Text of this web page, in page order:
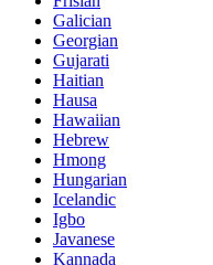
Galician
Georgian
Gujarati
Haitian
Hausa
Hawaiian
Hebrew
Hmong
Hungarian
Icelandic
Igbo
Javanese
Kannada